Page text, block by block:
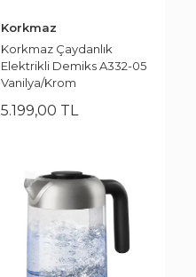
Korkmaz
Korkmaz Çaydanlık
Elektrikli Demiks A332-05
Vanilya/Krom
5.199,00 TL